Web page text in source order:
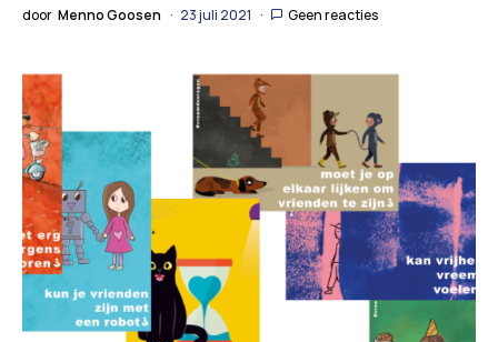
door Menno Goosen 23 juli 2021 Geen reacties